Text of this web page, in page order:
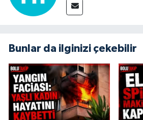
Bunlar da ilginizi çekebilir